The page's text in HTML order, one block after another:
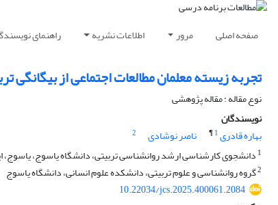
صفحه اصلی مرور اطلاعات نشریه راهنمای
تجربه زیسته معلمان مطالعات اجتماعی از
نوع مقاله : مقاله پژوهشی
نویسندگان
بهاره قادری1
¶ ناصر نوشادی
2
1 دانشجوی کارشناسی ارشد روانشناسی تربیتی، دانشگاه یاسوج، یاسوج،
2گروه روانشناسی و علوم تربیتی، دانشکده علوم انسانی، دانشگاه یاسوج
10.22034/jcs.2025.400061.2084